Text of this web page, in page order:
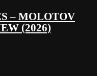
– MOLOTOV
(2026)